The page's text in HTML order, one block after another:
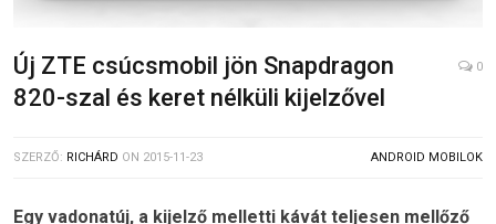
Új ZTE csúcsmobil jön Snapdragon
820-szal és keret nélküli kijelzővel
0
SZERZŐ: RICHÁRD ON 2015-11-23 ANDROID MOBILOK
Egy vadonatúj, a kijelző melletti kávát teljesen mellőző